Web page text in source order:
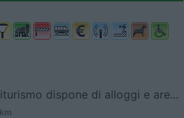
dispone di alloggi e are...